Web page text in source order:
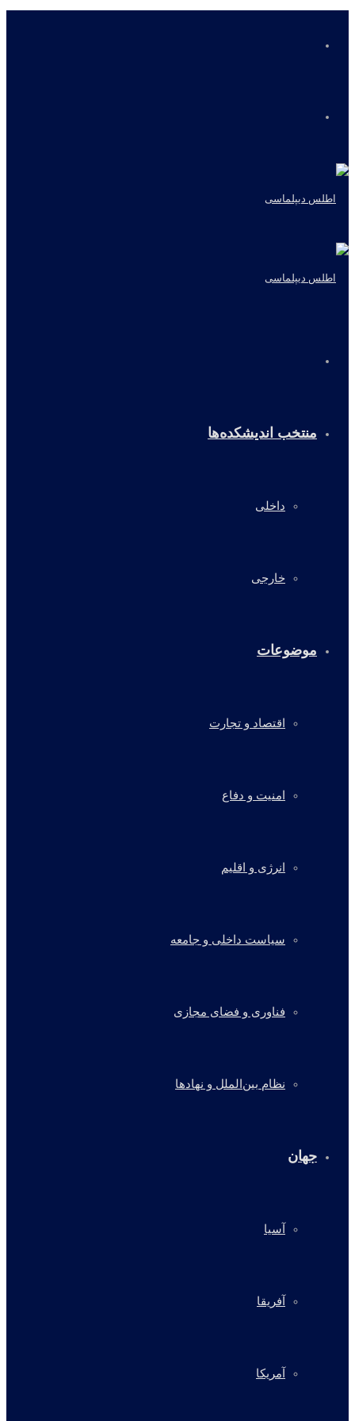
منتخب اندیشکده‌ها
داخلی
خارجی
موضوعات
اقتصاد و تجارت
امنیت و دفاع
انرژی و اقلیم
سیاست داخلی و جامعه
فناوری و فضای مجازی
نظام بین‌الملل و نهادها
جهان
آسیا
آفریقا
آمریکا